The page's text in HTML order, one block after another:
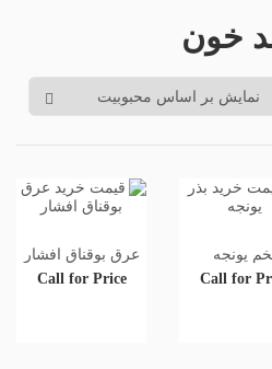
خون
عرق بوقناق افشار
Call for Price
یونجه
Call for